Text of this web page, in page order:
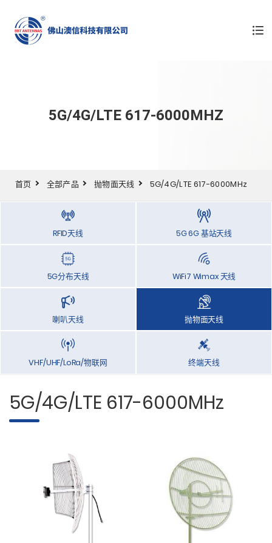
5G/4G/LTE 617-6000MHZ
首页 全部产品 抛物面天线 5G/4G/LTE 617-6000MHz
RFID天线 5G 6G 基站天线
5G分布天线 WiFi7 Wimax 天线
喇叭天线 抛物面天线
VHF/UHF/LoRa/物联网 终端天线
5G/4G/LTE 617-6000MHz